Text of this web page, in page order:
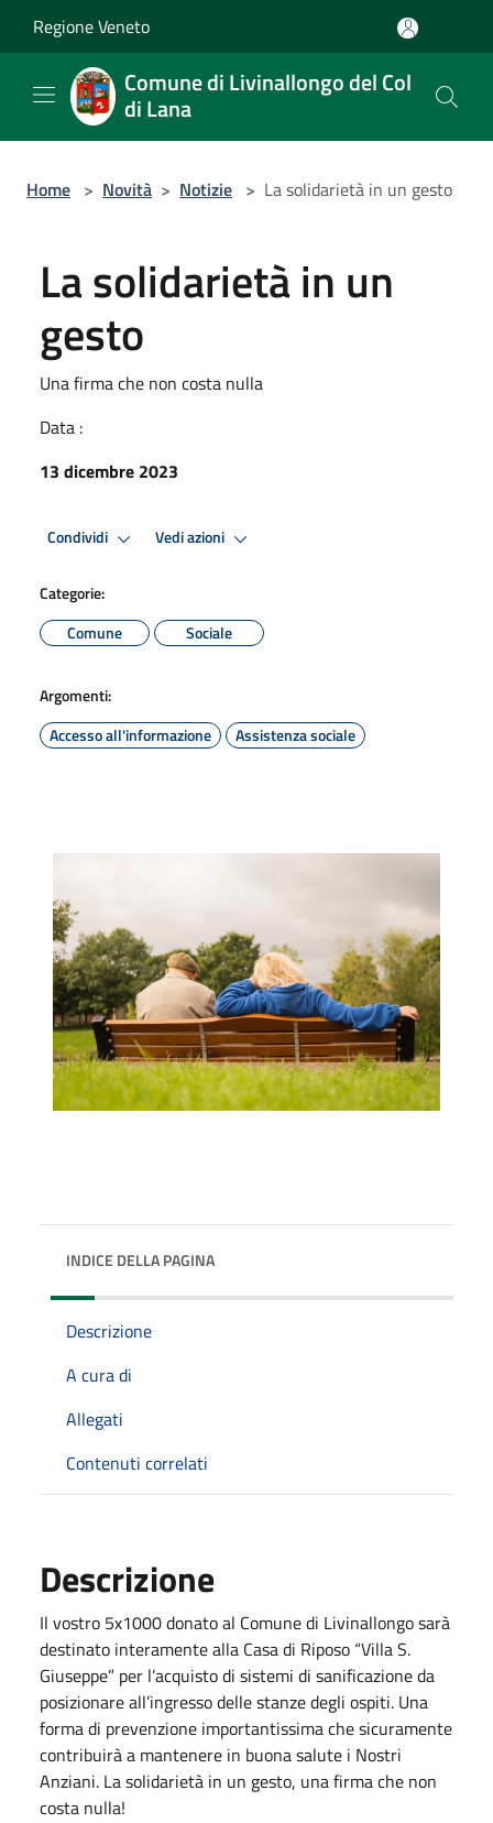
Regione Veneto
Comune di Livinallongo del Col
di Lana
Home > Novità > Notizie > La solidarietà in un gesto
La solidarietà in un
gesto
Una firma che non costa nulla
Data :
13 dicembre 2023
Condividi Vedi azioni
Categorie:
Comune
Sociale
Argomenti:
Accesso all'informazione
Assistenza sociale
INDICE DELLA PAGINA
Descrizione
A cura di
Allegati
Contenuti correlati
Descrizione
Il vostro 5x1000 donato al Comune di Livinallongo sarà
destinato interamente alla Casa di Riposo “Villa S.
Giuseppe” per l’acquisto di sistemi di sanificazione da
posizionare all’ingresso delle stanze degli ospiti. Una
forma di prevenzione importantissima che sicuramente
contribuirà a mantenere in buona salute i Nostri
Anziani. La solidarietà in un gesto, una firma che non
costa nulla!